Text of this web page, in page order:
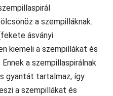
a szempilláknak.
ásványi
kiemeli a szempillákat és
a szempillaspirálnak
gyantát tartalmaz, így
a szempillákat és